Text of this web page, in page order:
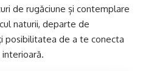
de rugăciune și contemplare
naturii, departe de
posibilitatea de a te conecta